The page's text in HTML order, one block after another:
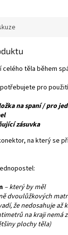
celého těla během
pro použití
na spaní / pro
zásuvka
na který se
:
– který by měl
dvoulůžkových
že nedosahuje až
na kraji nemá
plochy těla)